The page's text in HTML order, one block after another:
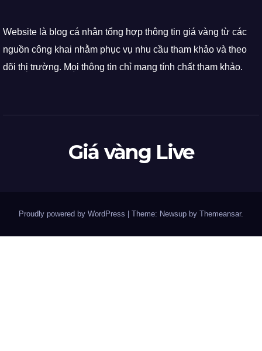
Website là blog cá nhân tổng hợp thông tin giá vàng từ các
nguồn công khai nhằm phục vụ nhu cầu tham khảo và theo
dõi thị trường. Mọi thông tin chỉ mang tính chất tham khảo.
Giá vàng Live
Proudly powered by WordPress Theme: Newsup by Themeansar.